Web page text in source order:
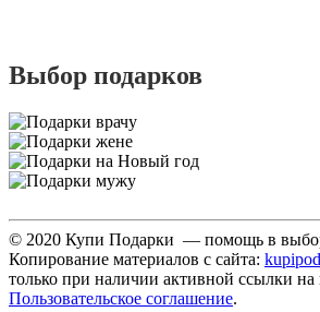
Выбор подарков
© 2020 Купи Подарки — помощь в
Копирование материалов с сайта:
только при наличии активной ссылки на
Пользовательское соглашение.